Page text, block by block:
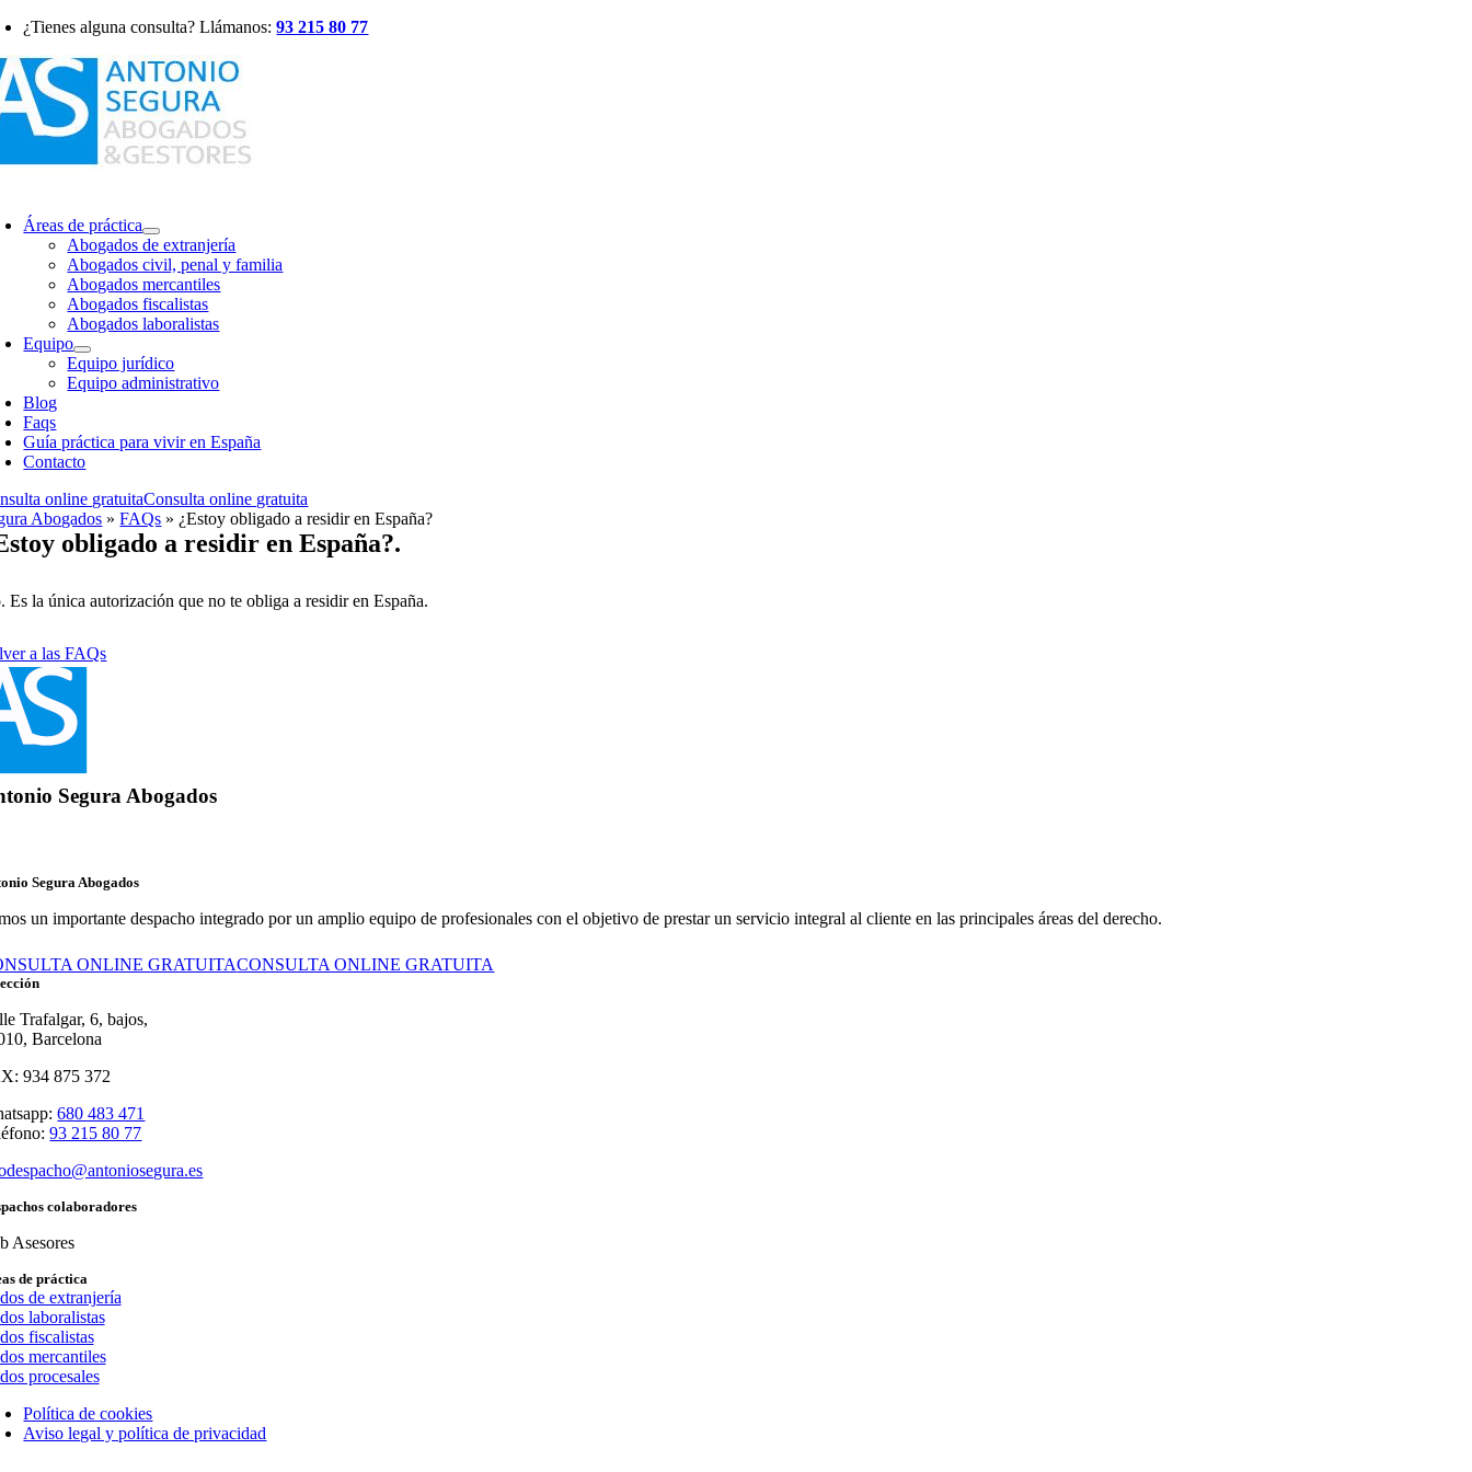
Saltar
contenido
¿Tienes alguna consulta? Llámanos:93 215 80 77
Áreas de práctica
Abogados de extranjería
Abogados civil, penal y familia
Abogados mercantiles
Abogados fiscalistas
Abogados laboralistas
Equipo
Equipo jurídico
Equipo administrativo
Blog
Faqs
Guía práctica para vivir en España
Contacto
online gratuitaConsulta online gratuita
Abogados »FAQs » ¿Estoy obligado a residir en España?
obligado a residir en España?.
Es la única autorización que no te obliga a residir en España.
a las FAQs
Segura Abogados
Segura Abogados
un importante despacho integrado por un amplio equipo de profesionales con el objetivo de prestar un servicio integral al cliente en las principales áreas del derecho.
ONLINE GRATUITACONSULTA ONLINE GRATUITA
Trafalgar, 6, bajos,
Barcelona
934 875 372
680 483 471
93 215 80 77
colaboradores
Asesores
de práctica
de extranjería
laboralistas
fiscalistas
mercantiles
procesales
Política de cookies
Aviso legal y política de privacidad